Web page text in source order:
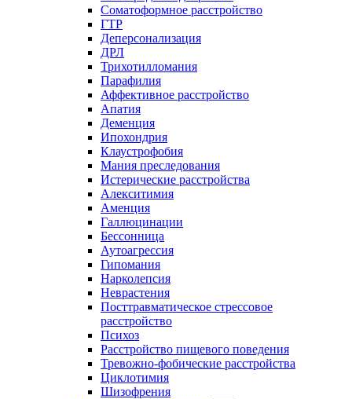
Соматоформное расстройство
ГТР
Деперсонализация
ДРЛ
Трихотилломания
Парафилия
Аффективное расстройство
Апатия
Деменция
Ипохондрия
Клаустрофобия
Мания преследования
Истерические расстройства
Алекситимия
Аменция
Галлюцинации
Бессонница
Аутоагрессия
Гипомания
Нарколепсия
Неврастения
Посттравматическое стрессовое
расстройство
Психоз
Расстройство пищевого поведения
Тревожно-фобические расстройства
Циклотимия
Шизофрения